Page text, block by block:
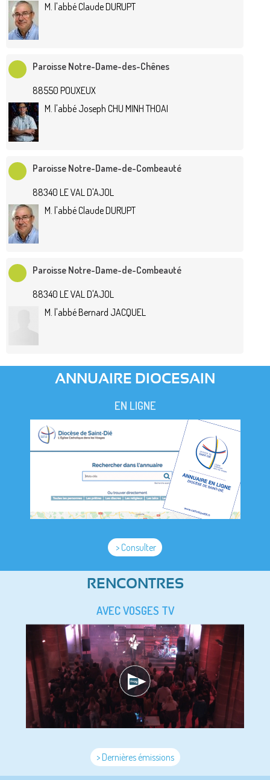
M. l'abbé Claude DURUPT
Paroisse Notre-Dame-des-Chênes
88550 POUXEUX
M. l'abbé Joseph CHU MINH THOAI
Paroisse Notre-Dame-de-Combeauté
88340 LE VAL D'AJOL
M. l'abbé Claude DURUPT
Paroisse Notre-Dame-de-Combeauté
88340 LE VAL D'AJOL
M. l'abbé Bernard JACQUEL
ANNUAIRE DIOCESAIN
EN LIGNE
> Consulter
RENCONTRES
AVEC VOSGES TV
> Dernières émissions